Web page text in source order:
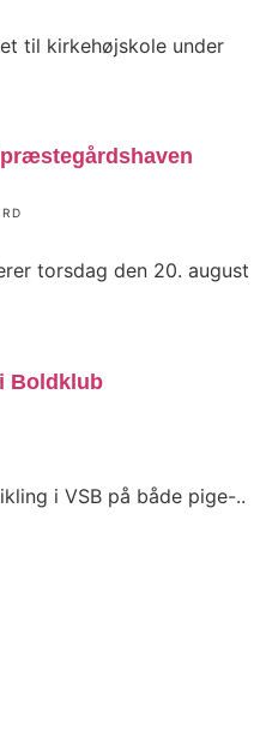
til kirkehøjskole under
torsdag den 20. august
Boldklub
i VSB på både pige-..